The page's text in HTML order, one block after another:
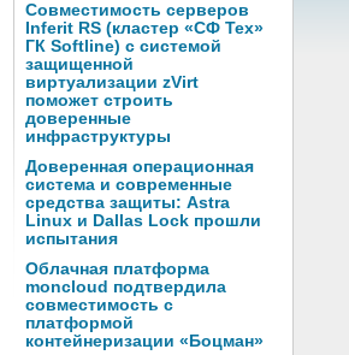
Совместимость серверов
Inferit RS (кластер «СФ Тех»
ГК Softline) с системой
защищенной
виртуализации zVirt
поможет строить
доверенные
инфраструктуры
Доверенная операционная
система и современные
средства защиты: Astra
Linux и Dallas Lock прошли
испытания
Облачная платформа
moncloud подтвердила
совместимость с
платформой
контейнеризации «Боцман»